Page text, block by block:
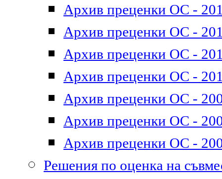
Архив преценки ОС -
Архив преценки ОС -
Архив преценки ОС -
Архив преценки ОС -
Архив преценки ОС -
Архив преценки ОС -
Архив преценки ОС -
Решения по оценка на